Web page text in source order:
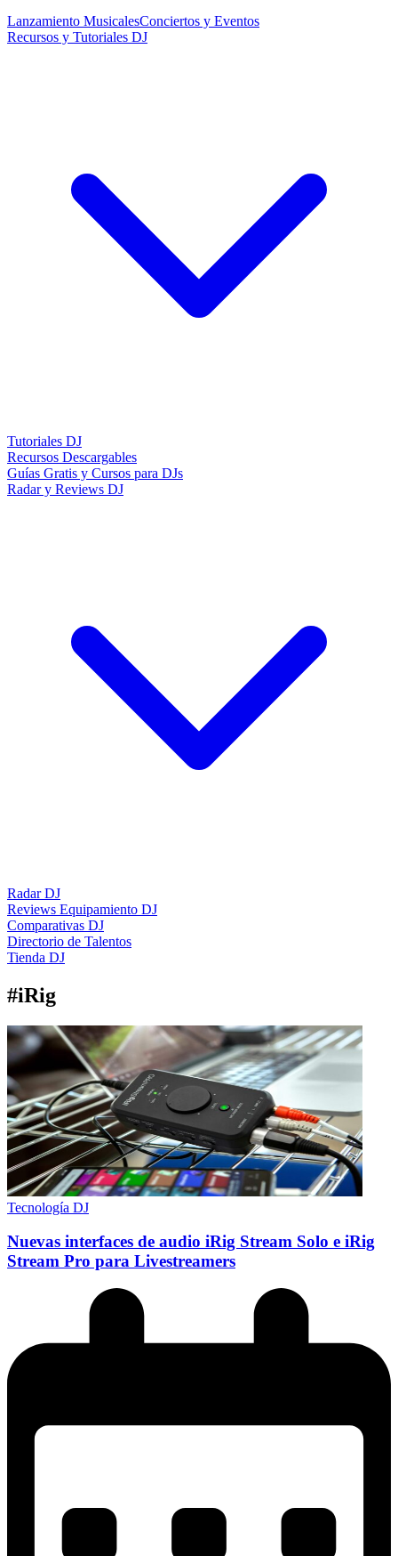
Lanzamiento MusicalesConciertos y Eventos
Recursos y Tutoriales DJ
Tutoriales DJ
Recursos Descargables
Guías Gratis y Cursos para DJs
Radar y Reviews DJ
Radar DJ
Reviews Equipamiento DJ
Comparativas DJ
Directorio de Talentos
Tienda DJ
#iRig
Tecnología DJ
Nuevas interfaces de audio iRig Stream Solo e iRig
Stream Pro para Livestreamers